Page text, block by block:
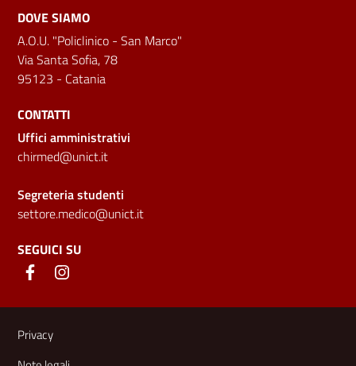
DOVE SIAMO
A.O.U. "Policlinico - San Marco"
Via Santa Sofia, 78
95123 - Catania
CONTATTI
Uffici amministrativi
chirmed@unict.it
Segreteria studenti
settore.medico@unict.it
SEGUICI SU
Link e informazioni utili
Privacy